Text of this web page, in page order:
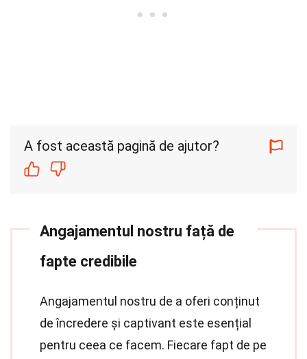
A fost această pagină de ajutor?
Angajamentul nostru față de
fapte credibile
Angajamentul nostru de a oferi conținut
de încredere și captivant este esențial
pentru ceea ce facem. Fiecare fapt de pe